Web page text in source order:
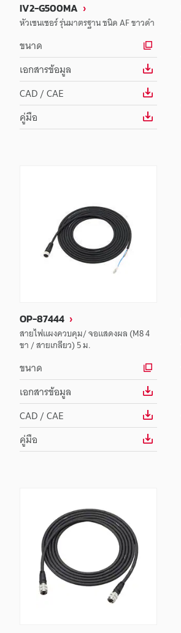
IV2-G500MA
หัวเซนเซอร์ รุ่นมาตรฐาน ชนิด AF ขาวดำ
ขนาด
เอกสารข้อมูล
CAD / CAE
คู่มือ
OP-87444
สายไฟแผงควบคุม/ จอแสดงผล (M8 4
ขา / สายเกลียว) 5 ม.
ขนาด
เอกสารข้อมูล
CAD / CAE
คู่มือ